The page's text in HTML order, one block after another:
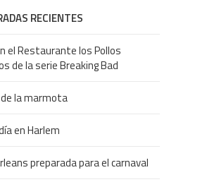
RECIENTES
el Restaurante los Pollos
de la serie Breaking Bad
la marmota
en Harlem
preparada para el carnaval